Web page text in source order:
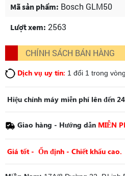
Mã sản phẩm: Bosch GLM50
Lượt xem: 2563
CHÍNH SÁCH BÁN HÀNG
Dịch vụ uy tín: 1 đổi 1 trong
Hiệu chỉnh máy miễn phí lên đến
Giao hàng - Hướng dẫn MIỄN
Giá tốt - Ổn định - Chiết khấu cao.